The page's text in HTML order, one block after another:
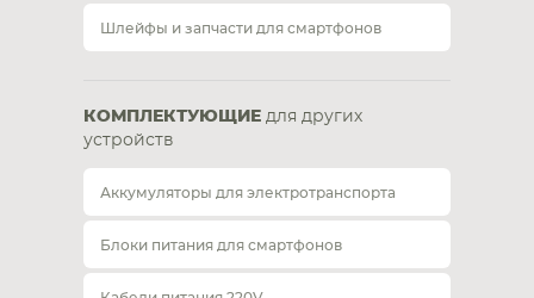
Шлейфы и запчасти для смартфонов
КОМПЛЕКТУЮЩИЕ для других
устройств
Аккумуляторы для электротранспорта
Блоки питания для смартфонов